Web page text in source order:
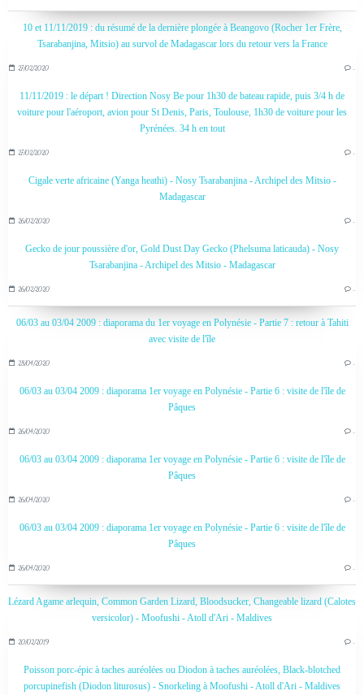
10 et 11/11/2019 : du résumé de la dernière plongée à Beangovo (Rocher 1er Frère,
Tsarabanjina, Mitsio) au survol de Madagascar lors du retour vers la France
27/02/2020 …
11/11/2019 : le départ ! Direction Nosy Be pour 1h30 de bateau rapide, puis 3/4 h de
voiture pour l'aéroport, avion pour St Denis, Paris, Toulouse, 1h30 de voiture pour les
Pyrénées. 34 h en tout
27/02/2020 …
Cigale verte africaine (Yanga heathi) - Nosy Tsarabanjina - Archipel des Mitsio -
Madagascar
26/02/2020 …
Gecko de jour poussière d'or, Gold Dust Day Gecko (Phelsuma laticauda) - Nosy
Tsarabanjina - Archipel des Mitsio - Madagascar
26/02/2020 …
06/03 au 03/04 2009 : diaporama du 1er voyage en Polynésie - Partie 7 : retour à Tahiti
avec visite de l'île
28/04/2020 …
06/03 au 03/04 2009 : diaporama 1er voyage en Polynésie - Partie 6 : visite de l'île de
Pâques
26/04/2020 …
06/03 au 03/04 2009 : diaporama 1er voyage en Polynésie - Partie 6 : visite de l'île de
Pâques
26/04/2020 …
06/03 au 03/04 2009 : diaporama 1er voyage en Polynésie - Partie 6 : visite de l'île de
Pâques
26/04/2020 …
Lézard Agame arlequin, Common Garden Lizard, Bloodsucker, Changeable lizard (Calotes
versicolor) - Moofushi - Atoll d'Ari - Maldives
20/02/2019 …
Poisson porc-épic à taches auréolées ou Diodon à taches auréolées, Black-blotched
porcupinefish (Diodon liturosus) - Snorkeling à Moofushi - Atoll d'Ari - Maldives